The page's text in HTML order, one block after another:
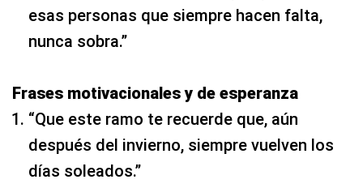
esas personas que siempre hacen falta,
nunca sobra.”
Frases motivacionales y de esperanza
“Que este ramo te recuerde que, aún
después del invierno, siempre vuelven los
días soleados.”